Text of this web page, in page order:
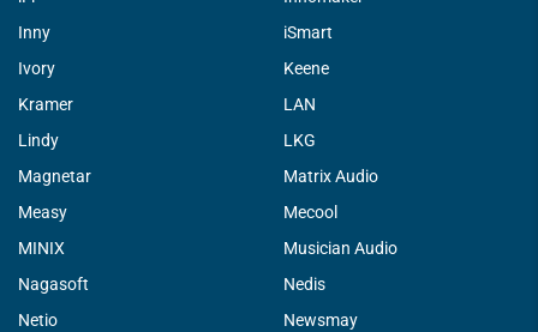
Inny
iSmart
Ivory
Keene
Kramer
LAN
Lindy
LKG
Magnetar
Matrix Audio
Measy
Mecool
MINIX
Musician Audio
Nagasoft
Nedis
Netio
Newsmay